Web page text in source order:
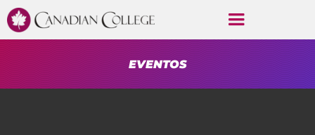
EVENTOS